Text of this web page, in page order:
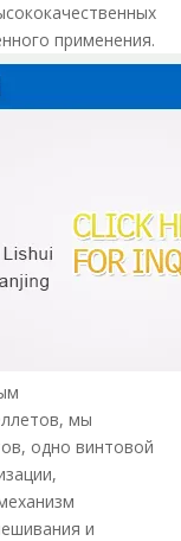
применения.
мы
одно винтовой
и